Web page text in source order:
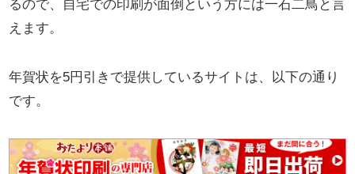
るので、自宅での印刷が面倒という方には一石二鳥と言
えます。
年賀状を5円引きで提供しているサイトは、以下の通り
です。